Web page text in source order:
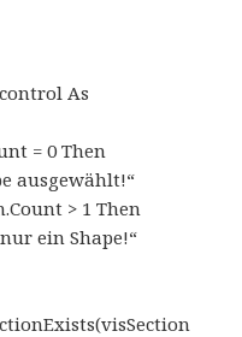
As
= 0 Then
ausgewählt!“
> 1 Then
ein Shape!“